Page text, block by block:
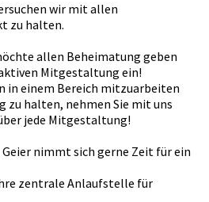
wir mit allen
zu halten.
allen Beheimatung geben
Mitgestaltung ein!
in einem Bereich mitzuarbeiten
zu halten, nehmen Sie mit uns
jede Mitgestaltung!
Geier nimmt sich gerne Zeit für ein
zentrale Anlaufstelle für